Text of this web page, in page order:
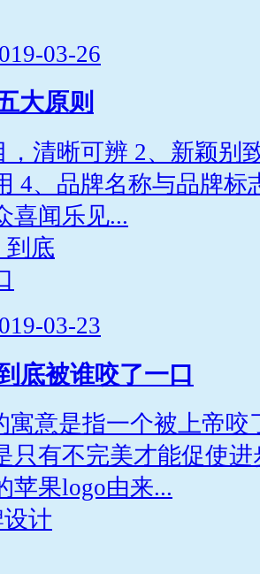
03-26
大原则
，清晰可辨 2、新颖别
4、品牌名称与品牌标
喜闻乐见...
03-23
底被谁咬了一口
寓意是指一个被上帝
只有不完美才能促使
苹果logo由来...